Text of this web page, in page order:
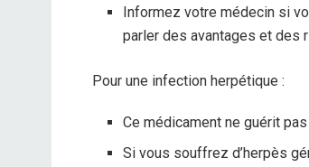
Informez votre médecin si
parler des avantages et des
Pour une infection herpétique :
Ce médicament ne guérit
Si vous souffrez d’herpès